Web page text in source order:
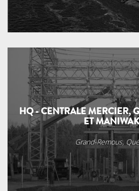
HQ - CENTRALE MERCIER,
ET
Grand-Remous,